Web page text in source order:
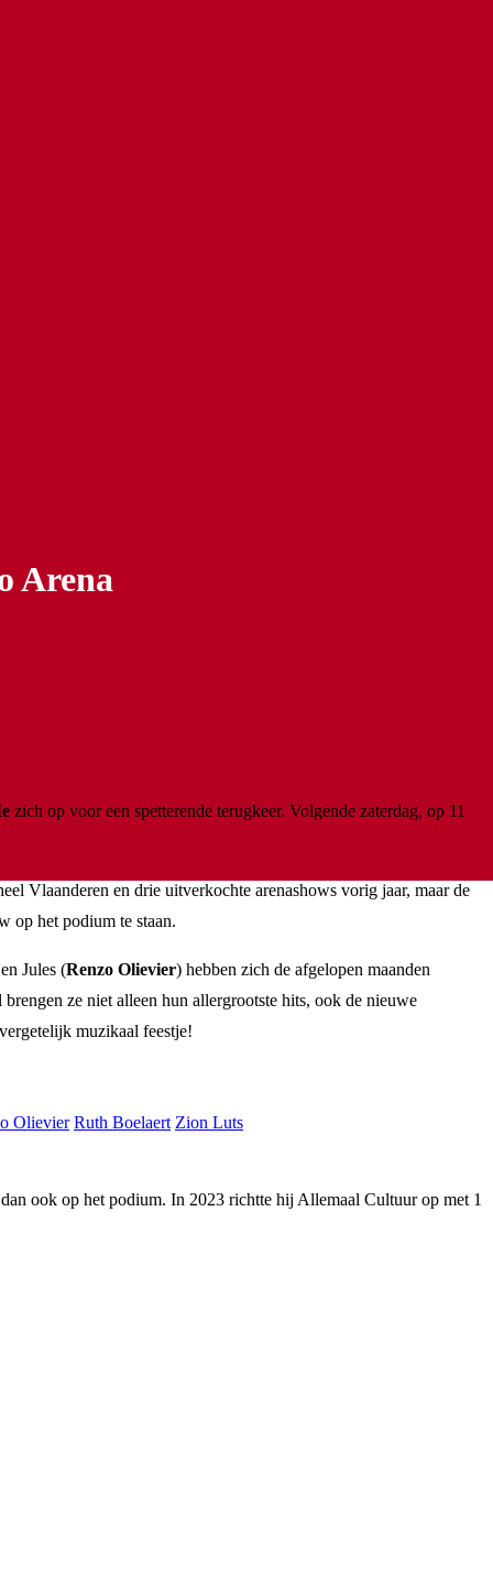
Arena
zich op voor een spetterende terugkeer. Volgende zaterdag, op 11
Vlaanderen en drie uitverkochte arenashows vorig jaar, maar de
op het podium te staan.
Jules (Renzo Olievier) hebben zich de afgelopen maanden
ze niet alleen hun allergrootste hits, ook de nieuwe
muzikaal feestje!
Olievier Ruth Boelaert Zion Luts
ook op het podium. In 2023 richtte hij Allemaal Cultuur op met 1